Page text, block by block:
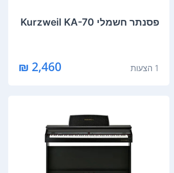
‏פסנתר חשמלי Kurzweil KA-70
1 הצעות 2,460 ₪